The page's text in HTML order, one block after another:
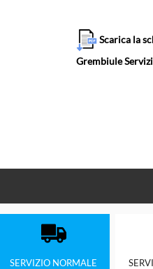
Scarica la
Grembiule
SERVIZIO NORMALE